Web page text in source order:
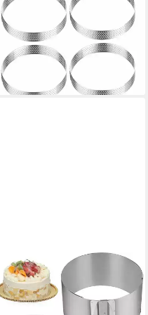
4 Stk. – Perfekte Tarte- und
Quicheformen, Ø 8 cm
14,99 € UVP 16,99 €
-12%
lieferbar - in 2-3 Werktagen bei dir
AURIVION
Backform Tortenring
Tortenring, Verstellbar 16-31